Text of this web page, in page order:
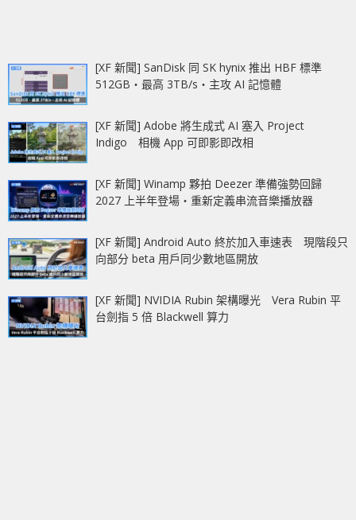
[XF 新聞] SanDisk 同 SK hynix 推出 HBF 標準
512GB‧最高 3TB/s‧主攻 AI 記憶體
[XF 新聞] Adobe 將生成式 AI 塞入 Project
Indigo 相機 App 可即影即改相
[XF 新聞] Winamp 夥拍 Deezer 準備強勢回歸
2027 上半年登場‧重新定義串流音樂播放器
[XF 新聞] Android Auto 終於加入車速表 現階段只
向部分 beta 用戶同少數地區開放
[XF 新聞] NVIDIA Rubin 架構曝光 Vera Rubin 平
台劍指 5 倍 Blackwell 算力